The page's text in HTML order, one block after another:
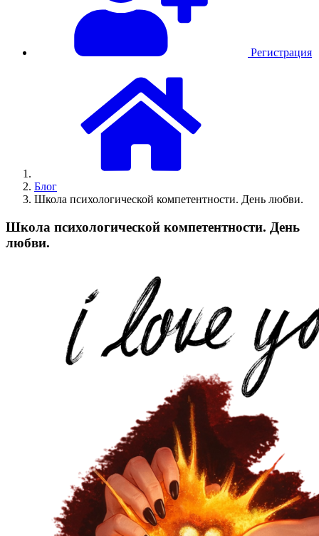
Регистрация
Блог
Школа психологической компетентности. День любви.
Школа психологической компетентности. День
любви.